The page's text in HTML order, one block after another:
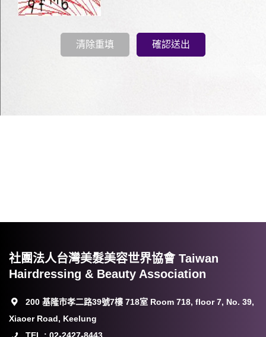
清除重填 確認送出
社團法人台灣美髮美容世界協會 Taiwan
Hairdressing & Beauty Association
200 基隆市孝二路39號7樓 718室 Room 718, floor 7, No. 39,
Xiaoer Road, Keelung